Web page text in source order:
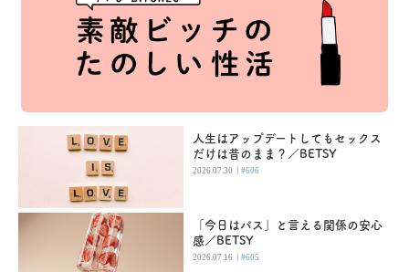
人生はアップデートしてもセックス
だけは昔のまま？／BETSY
2026.07.30 |#606
「今日はパス」と言える関係の安心
感／BETSY
2026.07.16 |#605